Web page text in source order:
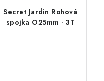
Secret Jardin Rohová
spojka O25mm - 3T